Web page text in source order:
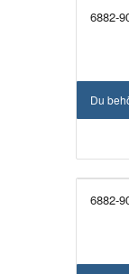
6882-
Du
6882-